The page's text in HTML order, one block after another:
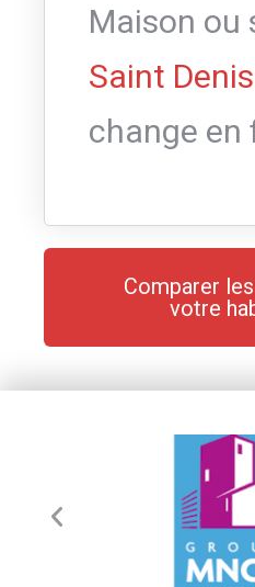
Maison ou
Saint Denis
change en
Comparer
votre